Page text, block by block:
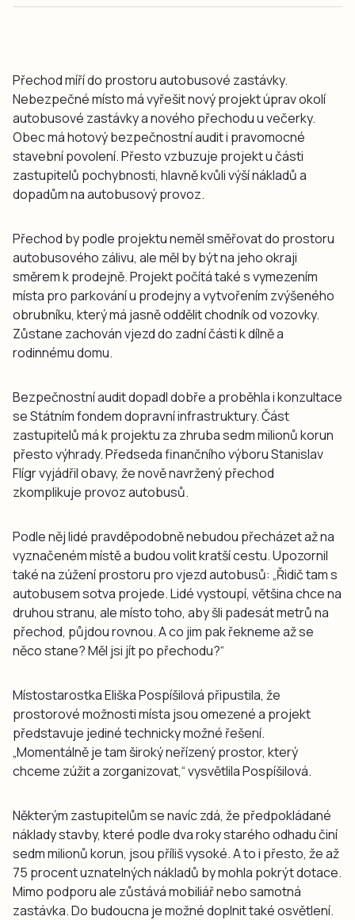
Přechod míří do prostoru autobusové zastávky.
Nebezpečné místo má vyřešit nový projekt úprav okolí
autobusové zastávky a nového přechodu u večerky.
Obec má hotový bezpečnostní audit i pravomocné
stavební povolení. Přesto vzbuzuje projekt u části
zastupitelů pochybnosti, hlavně kvůli výší nákladů a
dopadům na autobusový provoz.
Přechod by podle projektu neměl směřovat do prostoru
autobusového zálivu, ale měl by být na jeho okraji
směrem k prodejně. Projekt počítá také s vymezením
místa pro parkování u prodejny a vytvořením zvýšeného
obrubníku, který má jasně oddělit chodník od vozovky.
Zůstane zachován vjezd do zadní části k dílně a
rodinnému domu.
Bezpečnostní audit dopadl dobře a proběhla i konzultace
se Státním fondem dopravní infrastruktury. Část
zastupitelů má k projektu za zhruba sedm milionů korun
přesto výhrady. Předseda finančního výboru Stanislav
Flígr vyjádřil obavy, že nově navržený přechod
zkomplikuje provoz autobusů.
Podle něj lidé pravděpodobně nebudou přecházet až na
vyznačeném místě a budou volit kratší cestu. Upozornil
také na zúžení prostoru pro vjezd autobusů: „Řidič tam s
autobusem sotva projede. Lidé vystoupí, většina chce na
druhou stranu, ale místo toho, aby šli padesát metrů na
přechod, půjdou rovnou. A co jim pak řekneme až se
něco stane? Měl jsi jít po přechodu?“
Místostarostka Eliška Pospíšilová připustila, že
prostorové možnosti místa jsou omezené a projekt
představuje jediné technicky možné řešení.
„Momentálně je tam široký neřízený prostor, který
chceme zúžit a zorganizovat,“ vysvětlila Pospíšilová.
Některým zastupitelům se navíc zdá, že předpokládané
náklady stavby, které podle dva roky starého odhadu činí
sedm milionů korun, jsou příliš vysoké. A to i přesto, že až
75 procent uznatelných nákladů by mohla pokrýt dotace.
Mimo podporu ale zůstává mobiliář nebo samotná
zastávka. Do budoucna je možné doplnit také osvětlení.